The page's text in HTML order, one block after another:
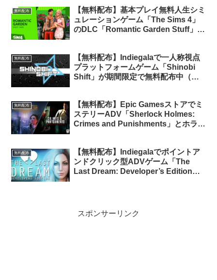
無料配布
【無料配布】基本プレイ無料人生シミ
ュレーションゲーム「The Sims 4」
のDLC「Romantic Garden Stuff」が
無料配布
【無料配布】Indiegalaで一人称視点
プラットフォームゲーム「Shinobi
Shift」が期間限定で無料配布中（再
無料配布
【無料配布】Epic Gamesストアでミ
ステリーADV「Sherlock Holmes:
Crimes and Punishments」とホラー
無料配布
【無料配布】Indiegalaでポイントア
ンドクリック型ADVゲーム「The
Last Dream: Developer’s Edition」
スポンサーリンク